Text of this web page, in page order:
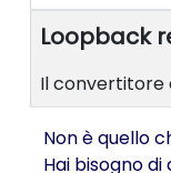
Loopback
Il convertitore
Non è quello
Hai bisogno di